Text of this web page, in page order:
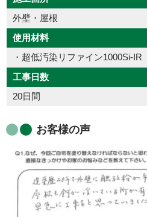
外壁・屋根
使用材料
・超低汚染リファイン1000Si-IR
工事日数
20日間
お客様の声